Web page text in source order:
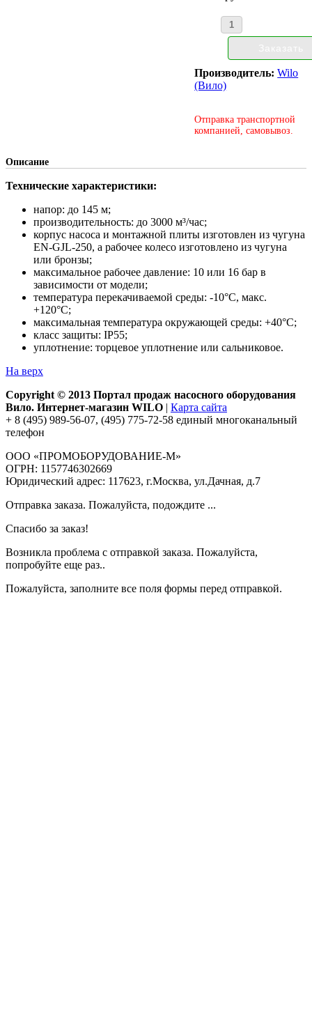
Производитель:Wilo
(Вило)
Отправка транспортной
компанией, самовывоз.
Описание
Технические характеристики:
напор: до 145 м;
производительность: до 3000 м³/час;
корпус насоса и монтажной плиты изготовлен из чугуна
EN-GJL-250, а рабочее колесо изготовлено из чугуна
или бронзы;
максимальное рабочее давление: 10 или 16 бар в
зависимости от модели;
температура перекачиваемой среды: -10°С, макс.
+120°С;
максимальная температура окружающей среды: +40°С;
класс защиты: IP55;
уплотнение: торцевое уплотнение или сальниковое.
На верх
Copyright © 2013 Портал продаж насосного оборудования
Вило. Интернет-магазин WILO | Карта сайта
+ 8 (495) 989-56-07, (495) 775-72-58 единый многоканальный
телефон
ООО «ПРОМОБОРУДОВАНИЕ-М»
ОГРН: 1157746302669
Юридический адрес: 117623, г.Москва, ул.Дачная, д.7
Отправка заказа. Пожалуйста, подождите ...
Спасибо за заказ!
Возникла проблема с отправкой заказа. Пожалуйста,
попробуйте еще раз..
Пожалуйста, заполните все поля формы перед отправкой.